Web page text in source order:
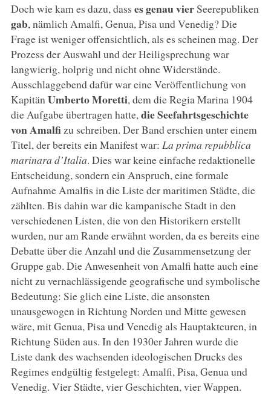
Doch wie kam es dazu, dass es genauvierSeerepubliken
gab, nämlich Amalfi, Genua, Pisa und Venedig? Die
Frage ist weniger offensichtlich, als es scheinen mag. Der
Prozess der Auswahl und der Heiligsprechung war
langwierig, holprig und nicht ohne Widerstände.
Ausschlaggebend dafür war eine Veröffentlichung von
KapitänUmberto Moretti, dem die Regia Marina 1904
die Aufgabe übertragen hatte,die Seefahrtsgeschichte
von Amalfizu schreiben. Der Band erschien unter einem
Titel, der bereits ein Manifest war: La prima repubblica
marinara d’Italia. Dies war keine einfache redaktionelle
Entscheidung, sondern ein Anspruch, eine formale
Aufnahme Amalfis in die Liste der maritimen Städte, die
zählten. Bis dahin war die kampanische Stadt in den
verschiedenen Listen, die von den Historikern erstellt
wurden, nur am Rande erwähnt worden, da es bereits eine
Debatte über die Anzahl und die Zusammensetzung der
Gruppe gab. Die Anwesenheit von Amalfi hatte auch eine
nicht zu vernachlässigende geografische und symbolische
Bedeutung: Sie glich eine Liste, die ansonsten
unausgewogen in Richtung Norden und Mitte gewesen
wäre, mit Genua, Pisa und Venedig als Hauptakteuren, in
Richtung Süden aus. In den 1930er Jahren wurde die
Liste dank des wachsenden ideologischen Drucks des
Regimes endgültig festgelegt: Amalfi, Pisa, Genua und
Venedig. Vier Städte, vier Geschichten, vier Wappen.